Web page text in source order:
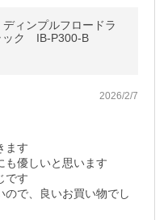
ィンプルフロードラ
ック IB-P300-B
2026/2/7
ます
も優しいと思います
です
で、良いお買い物でし